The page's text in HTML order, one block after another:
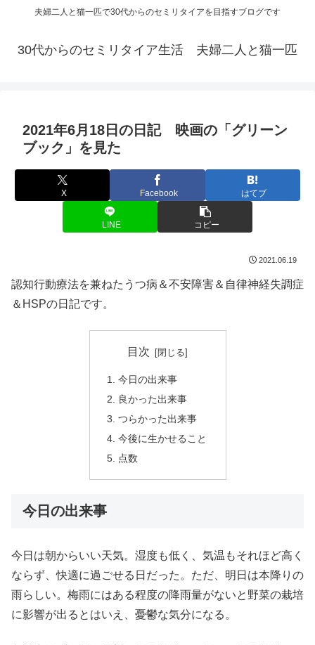
夫婦二人と猫一匹で30代からのセミリタイアを目指すブログです
30代からのセミリタイア生活 夫婦二人と猫一匹
2021年6月18日の日記 映画の「グリーン
ブック」を見た
X Facebook はてブ
LINE コピー
2021.06.19
認知行動療法を兼ねたうつ病＆不安障害＆自律神経失調症
＆HSPの日記です。
目次
今日の出来事
良かった出来事
つらかった出来事
今後に生かせること
点数
今日の出来事
今日は朝からいい天気。湿度も低く、気温もそれほど高く
ならず、快適に過ごせる日だった。ただ、明日は本降りの
雨らしい。梅雨にはある程度の降雨量がないと野菜の栽培
に影響が出るとはいえ、憂鬱な気分になる。